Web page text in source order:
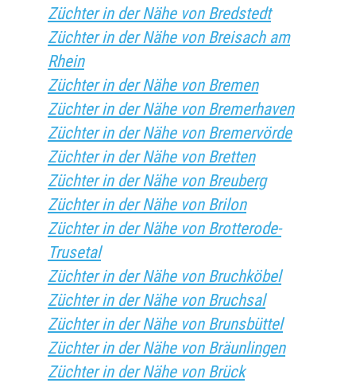
Züchter in der Nähe von Bredstedt
Züchter in der Nähe von Breisach am
Rhein
Züchter in der Nähe von Bremen
Züchter in der Nähe von Bremerhaven
Züchter in der Nähe von Bremervörde
Züchter in der Nähe von Bretten
Züchter in der Nähe von Breuberg
Züchter in der Nähe von Brilon
Züchter in der Nähe von Brotterode-
Trusetal
Züchter in der Nähe von Bruchköbel
Züchter in der Nähe von Bruchsal
Züchter in der Nähe von Brunsbüttel
Züchter in der Nähe von Bräunlingen
Züchter in der Nähe von Brück